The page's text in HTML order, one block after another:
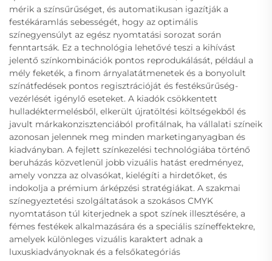
mérik a színsűrűséget, és automatikusan igazítják a
festékáramlás sebességét, hogy az optimális
színegyensúlyt az egész nyomtatási sorozat során
fenntartsák. Ez a technológia lehetővé teszi a kihívást
jelentő színkombinációk pontos reprodukálását, például a
mély feketék, a finom árnyalatátmenetek és a bonyolult
színátfedések pontos regisztrációját és festéksűrűség-
vezérlését igénylő eseteket. A kiadók csökkentett
hulladéktermelésből, elkerült újratöltési költségekből és
javult márkakonzisztenciából profitálnak, ha vállalati színeik
azonosan jelennek meg minden marketinganyagban és
kiadványban. A fejlett színkezelési technológiába történő
beruházás közvetlenül jobb vizuális hatást eredményez,
amely vonzza az olvasókat, kielégíti a hirdetőket, és
indokolja a prémium árképzési stratégiákat. A szakmai
színegyeztetési szolgáltatások a szokásos CMYK
nyomtatáson túl kiterjednek a spot színek illesztésére, a
fémes festékek alkalmazására és a speciális színeffektekre,
amelyek különleges vizuális karaktert adnak a
luxuskiadványoknak és a felsőkategóriás